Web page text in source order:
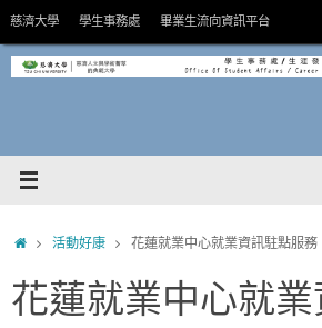
Skip
content
慈濟大學 學生事務處 畢業生流向資訊平台
HOME活動好康 花蓮就業中心就業資訊駐點服務
花蓮就業中心就